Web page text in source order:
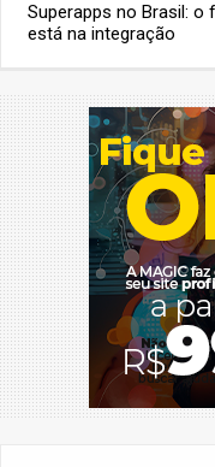
Superapps no Brasil:
está na integração